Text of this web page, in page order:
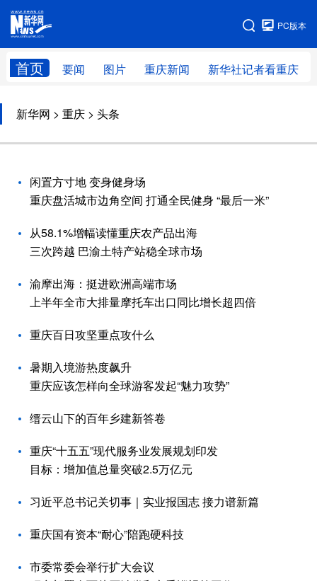
PC版本
首页 要闻 图片 重庆新闻 新华社记者看重庆
网站地图
新华网 > 重庆 > 头条
闲置方寸地 变身健身场
重庆盘活城市边角空间 打通全民健身 “最后一米”
从58.1%增幅读懂重庆农产品出海
三次跨越 巴渝土特产站稳全球市场
渝摩出海：挺进欧洲高端市场
上半年全市大排量摩托车出口同比增长超四倍
重庆百日攻坚重点攻什么
暑期入境游热度飙升
重庆应该怎样向全球游客发起“魅力攻势”
缙云山下的百年乡建新答卷
重庆“十五五”现代服务业发展规划印发
目标：增加值总量突破2.5万亿元
习近平总书记关切事｜实业报国志 接力谱新篇
重庆国有资本“耐心”陪跑硬科技
市委常委会举行扩大会议